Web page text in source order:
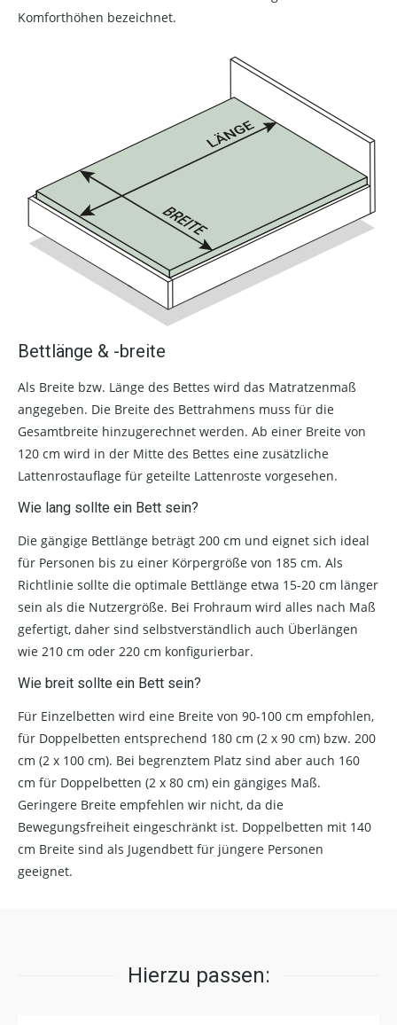
Komforthöhen bezeichnet.
Bettlänge & -breite
Als Breite bzw. Länge des Bettes wird das Matratzenmaß
angegeben. Die Breite des Bettrahmens muss für die
Gesamtbreite hinzugerechnet werden. Ab einer Breite von
120 cm wird in der Mitte des Bettes eine zusätzliche
Lattenrostauflage für geteilte Lattenroste vorgesehen.
Wie lang sollte ein Bett sein?
Die gängige Bettlänge beträgt 200 cm und eignet sich ideal
für Personen bis zu einer Körpergröße von 185 cm. Als
Richtlinie sollte die optimale Bettlänge etwa 15-20 cm länger
sein als die Nutzergröße. Bei Frohraum wird alles nach Maß
gefertigt, daher sind selbstverständlich auch Überlängen
wie 210 cm oder 220 cm konfigurierbar.
Wie breit sollte ein Bett sein?
Für Einzelbetten wird eine Breite von 90-100 cm empfohlen,
für Doppelbetten entsprechend 180 cm (2 x 90 cm) bzw. 200
cm (2 x 100 cm). Bei begrenztem Platz sind aber auch 160
cm für Doppelbetten (2 x 80 cm) ein gängiges Maß.
Geringere Breite empfehlen wir nicht, da die
Bewegungsfreiheit eingeschränkt ist. Doppelbetten mit 140
cm Breite sind als Jugendbett für jüngere Personen
geeignet.
Hierzu passen: